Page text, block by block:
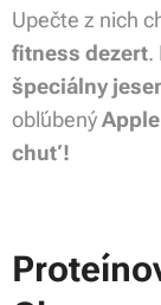
Upečte z nich
fitness dezert.
špeciálny
obľúbený
chuť!